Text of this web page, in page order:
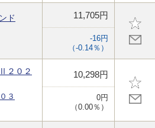
ド 11,705円
-16円
（-0.14％）
２０２
３
10,298円
0円
（0.00％）